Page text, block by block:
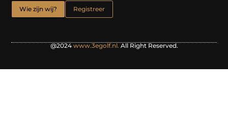
Wie zijn wij? Registreer
@2024 www.3egolf.nl. All Right Reserved.